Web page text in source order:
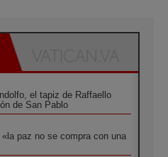
el tapiz de Raffaello
de San Pablo
«la paz no se compra con una